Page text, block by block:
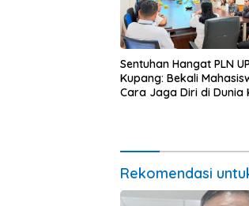
Sentuhan Hangat PLN
Kupang: Bekali
Cara Jaga Diri di Dunia
Rekomendasi